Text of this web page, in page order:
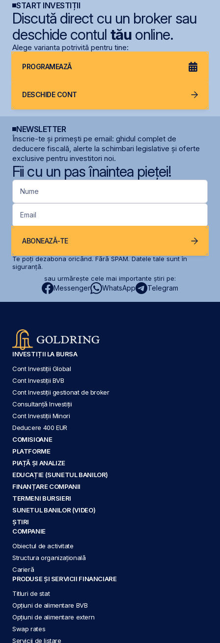
START INVESTIȚII
Discută direct cu un broker sau
deschide contul tăuonline.
Alege varianta potrivită pentru tine:
PROGRAMEAZĂ
DESCHIDE CONT
NEWSLETTER
Înscrie-te și primești pe email: ghidul complet de
deducere fiscală, alerte la schimbari legislative și oferte
exclusive pentru investitori noi.
Fii cu un pas înaintea pieței!
Nume
Email
ABONEAZĂ-TE
Te poți dezabona oricând. Fără SPAM. Datele tale sunt în
siguranță.
sau urmărește cele mai importante știri pe:
Messenger WhatsApp Telegram
INVESTIȚII LA BURSA
Cont Investiții Global
Cont Investiții BVB
Cont Investiții gestionat de broker
Consultanță Investiții
Cont Investiții Minori
Deducere 400 EUR
COMISIOANE
PLATFORME
PIAȚĂ ȘI ANALIZE
EDUCAȚIE (SUNETUL BANILOR)
FINANȚARE COMPANII
TERMENI BURSIERI
SUNETUL BANILOR (VIDEO)
ȘTIRI
COMPANIE
Obiectul de activitate
Structura organizațională
Carieră
PRODUSE ȘI SERVICII FINANCIARE
Titluri de stat
Opțiuni de alimentare BVB
Opțiuni de alimentare extern
Swap rates
Servicii de listare